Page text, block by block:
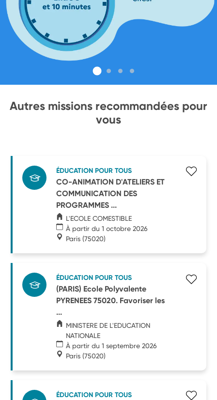
Autres missions recommandées pour
vous
ÉDUCATION POUR TOUS
CO-ANIMATION D'ATELIERS ET
COMMUNICATION DES
PROGRAMMES ...
L'ECOLE COMESTIBLE
À partir du 1 octobre 2026
Paris (75020)
ÉDUCATION POUR TOUS
(PARIS) Ecole Polyvalente
PYRENEES 75020. Favoriser les
...
MINISTERE DE L'EDUCATION
NATIONALE
À partir du 1 septembre 2026
Paris (75020)
ÉDUCATION POUR TOUS